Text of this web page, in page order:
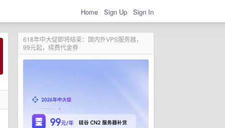
Home Sign Up Sign In
618年中大促即将结束：国内外VPS服务器，
99元起，续费代金券